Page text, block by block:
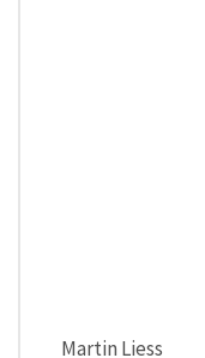
Martin Liess